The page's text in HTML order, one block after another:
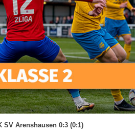
SV Arenshausen 0:3 (0:1)